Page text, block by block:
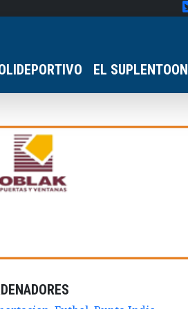
EL SUPLENTOON